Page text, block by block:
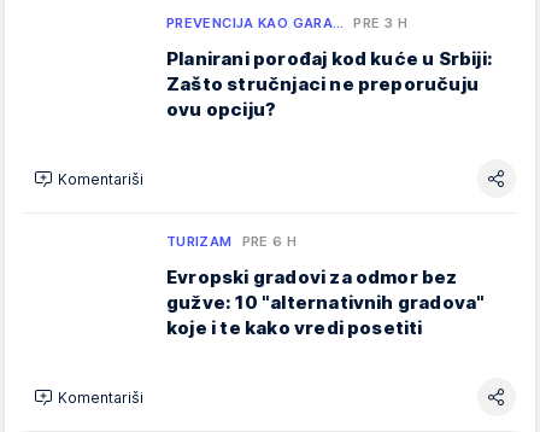
PREVENCIJA KAO GARA… PRE 3 H
Planirani porođaj kod kuće u Srbiji:
Zašto stručnjaci ne preporučuju
ovu opciju?
Komentariši
TURIZAM PRE 6 H
Evropski gradovi za odmor bez
gužve: 10 "alternativnih gradova"
koje i te kako vredi posetiti
Komentariši